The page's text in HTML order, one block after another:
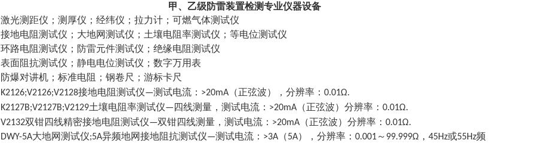
甲、乙级防雷装置检测专业仪器设备
激光测距仪；测厚仪；经纬仪；拉力计；可燃气体测试仪
接地电阻测试仪；大地网测试仪；土壤电阻率测试仪；等电位测试仪
环路电阻测试仪；防雷元件测试仪；绝缘电阻测试仪
表面阻抗测试仪；静电电位测试仪；数字万用表
防爆对讲机；标准电阻；钢卷尺；游标卡尺
K2126;V2126;V2128接地电阻测试仪—测试电流：>20mA（正弦波），分辨率：0.01Ω.
K2127B;V2127B;V2129土壤电阻率测试仪—四线测量，测试电流：>20mA（正弦波）分辨率：0.01Ω.
V2132双钳四线精密接地电阻测试仪—双钳四线测量，测试电流：>20mA（正弦波）分辨率：0.01Ω.
DWY-5A大地网测试仪;5A异频地网接地阻抗测试仪—测试电流：>3A（5A），分辨率：0.001～99.999Ω，45Hz或55Hz频